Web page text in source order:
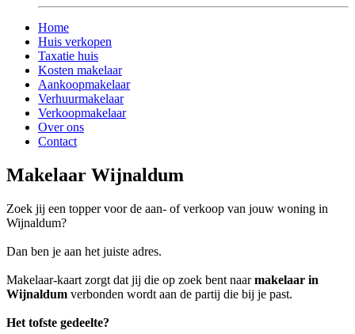
Home
Huis verkopen
Taxatie huis
Kosten makelaar
Aankoopmakelaar
Verhuurmakelaar
Verkoopmakelaar
Over ons
Contact
Makelaar Wijnaldum
Zoek jij een topper voor de aan- of verkoop van jouw woning in
Wijnaldum?
Dan ben je aan het juiste adres.
Makelaar-kaart zorgt dat jij die op zoek bent naarmakelaar in
Wijnaldum verbonden wordt aan de partij die bij je past.
Het tofste gedeelte?